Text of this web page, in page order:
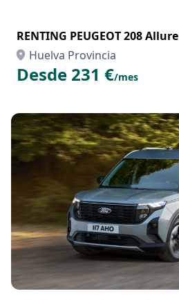
RENTING PEUGEOT 208 Allure
Huelva Provincia
Desde 231 €/mes